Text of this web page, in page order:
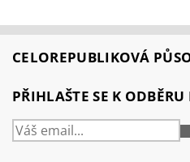
CELOREPUBLIKOVÁ
PŘIHLAŠTE SE K